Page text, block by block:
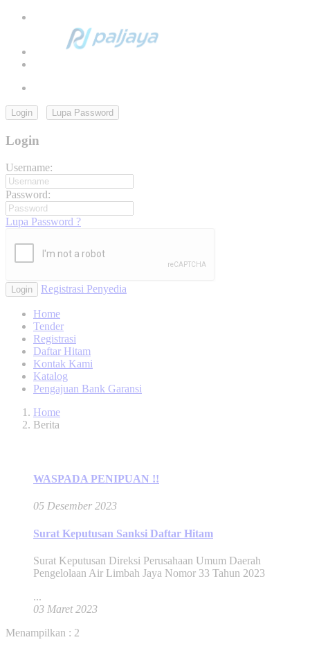
Login Lupa Password
Login
Username:
Password:
Lupa Password ?
Login Registrasi Penyedia
Home
Tender
Registrasi
Daftar Hitam
Kontak Kami
Katalog
Pengajuan Bank Garansi
Home
Berita
WASPADA PENIPUAN !!
05 Desember 2023
Surat Keputusan Sanksi Daftar Hitam
Surat Keputusan Direksi Perusahaan Umum Daerah
Pengelolaan Air Limbah Jaya Nomor 33 Tahun 2023
...
03 Maret 2023
Menampilkan : 2